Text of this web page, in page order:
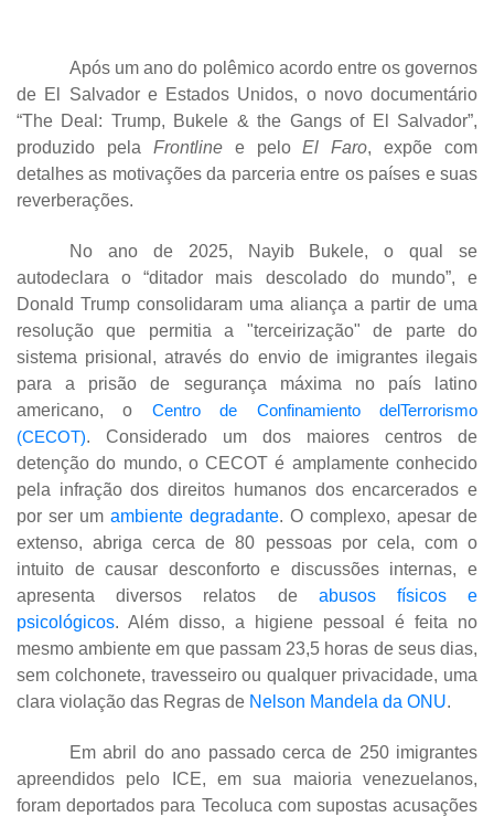
Após um ano do polêmico acordo entre os governos
de El Salvador e Estados Unidos, o novo documentário
“The Deal: Trump, Bukele & the Gangs of El Salvador”,
produzido pela Frontline e peloEl Faro, expõe com
detalhes as motivações da parceria entre os países e suas
reverberações.
No ano de 2025, Nayib Bukele, o qual se
autodeclara o “ditador mais descolado do mundo”, e
Donald Trump consolidaram uma aliança a partir de uma
resolução que permitia a "terceirização" de parte do
sistema prisional, através do envio de imigrantes ilegais
para a prisão de segurança máxima no país latino
americano, o Centro de Confinamiento delTerrorismo
(CECOT). Considerado um dos maiores centros de
detenção do mundo, o CECOT é amplamente conhecido
pela infração dos direitos humanos dos encarcerados e
por ser um ambiente degradante. O complexo, apesar de
extenso, abriga cerca de 80 pessoas por cela, com o
intuito de causar desconforto e discussões internas, e
apresenta diversos relatos de abusos físicos e
psicológicos. Além disso, a higiene pessoal é feita no
mesmo ambiente em que passam 23,5 horas de seus dias,
sem colchonete, travesseiro ou qualquer privacidade, uma
clara violação das Regras de Nelson Mandela da ONU.
Em abril do ano passado cerca de 250 imigrantes
apreendidos pelo ICE, em sua maioria venezuelanos,
foram deportados para Tecoluca com supostas acusações